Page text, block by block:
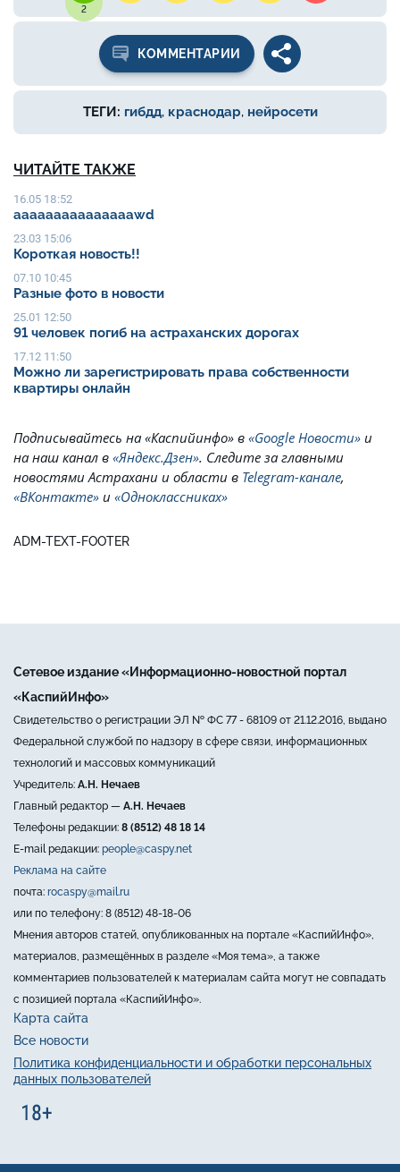
2
КОММЕНТАРИИ
ТЕГИ: гибдд, краснодар, нейросети
ЧИТАЙТЕ ТАКЖЕ
16.05 18:52
aaaaaaaaaaaaaaawd
23.03 15:06
Короткая новость!!
07.10 10:45
Разные фото в новости
25.01 12:50
91 человек погиб на астраханских дорогах
17.12 11:50
Можно ли зарегистрировать права собственности
квартиры онлайн
Подписывайтесь на «Каспийинфо» в «Google Новости» и
на наш канал в «Яндекс.Дзен». Cледите за главными
новостями Астрахани и области в Telegram-канале,
«ВКонтакте» и «Одноклассниках»
ADM-TEXT-FOOTER
Сетевое издание «Информационно-новостной портал
«КаспийИнфо»
Свидетельство о регистрации ЭЛ № ФС 77 - 68109 от 21.12.2016, выдано
Федеральной службой по надзору в сфере связи, информационных
технологий и массовых коммуникаций
Учредитель: А.Н. Нечаев
Главный редактор — А.Н. Нечаев
Телефоны редакции: 8 (8512) 48 18 14
E-mail редакции: people@caspy.net
Реклама на сайте
почта: rocaspy@mail.ru
или по телефону: 8 (8512) 48-18-06
Мнения авторов статей, опубликованных на портале «КаспийИнфо»,
материалов, размещённых в разделе «Моя тема», а также
комментариев пользователей к материалам сайта могут не совпадать
с позицией портала «КаспийИнфо».
Карта сайта
Все новости
Политика конфиденциальности и обработки персональных
данных пользователей